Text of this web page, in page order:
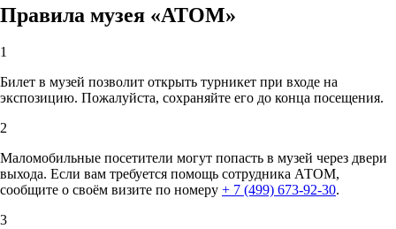
Правила музея «АТОМ»
1
Билет в музей позволит открыть турникет при входе на
экспозицию. Пожалуйста, сохраняйте его до конца посещения.
2
Маломобильные посетители могут попасть в музей через двери
выхода. Если вам требуется помощь сотрудника АТОМ,
сообщите о своём визите по номеру + 7 (499) 673-92-30.
3